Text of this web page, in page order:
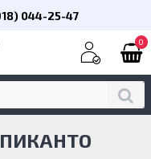
044-25-47
0